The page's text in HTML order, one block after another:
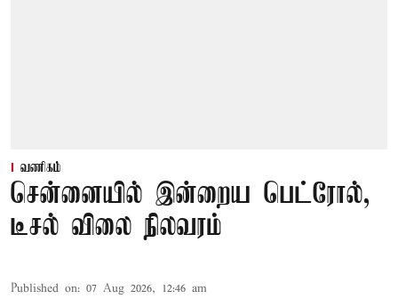
வணிகம்
சென்னையில் இன்றைய பெட்ரோல்,
டீசல் விலை நிலவரம்
Published on: 07 Aug 2026, 12:46 am